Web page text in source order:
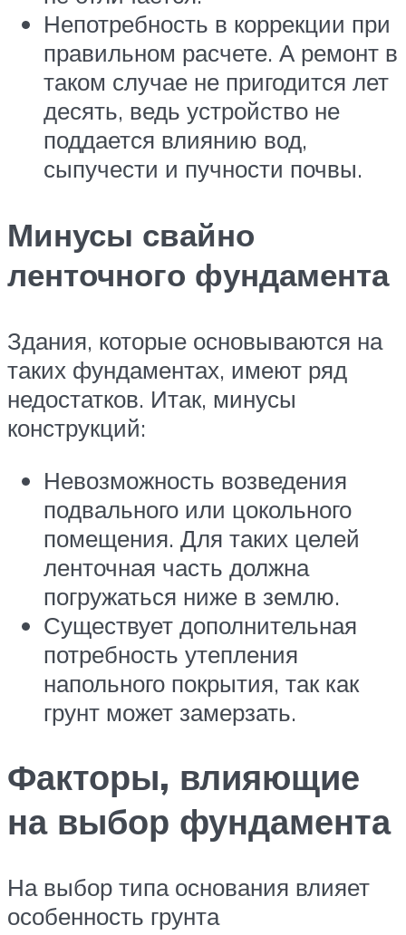
Непотребность в коррекции при
правильном расчете. А ремонт в
таком случае не пригодится лет
десять, ведь устройство не
поддается влиянию вод,
сыпучести и пучности почвы.
Минусы свайно
ленточного фундамента
Здания, которые основываются на
таких фундаментах, имеют ряд
недостатков. Итак, минусы
конструкций:
Невозможность возведения
подвального или цокольного
помещения. Для таких целей
ленточная часть должна
погружаться ниже в землю.
Существует дополнительная
потребность утепления
напольного покрытия, так как
грунт может замерзать.
Факторы, влияющие
на выбор фундамента
На выбор типа основания влияет
особенность грунта